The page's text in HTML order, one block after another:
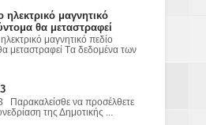
ηλεκτρικό μαγνητικό
θα μεταστραφεί
μαγνητικό πεδίο
μεταστραφεί Tα δεδομένα των
να προσέλθετε
της Δημοτικής ...